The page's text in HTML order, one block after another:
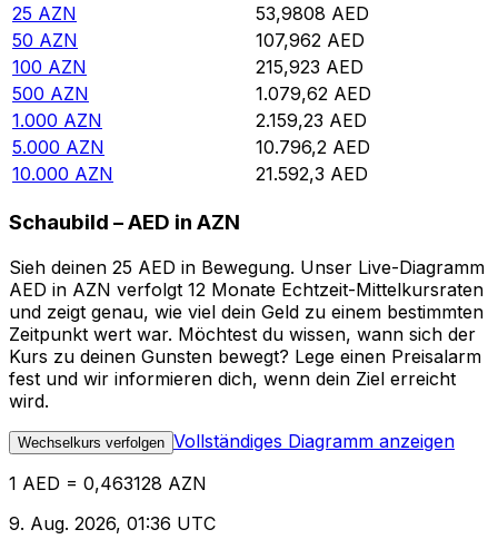
25 AZN 53,9808 AED
50 AZN 107,962 AED
100 AZN 215,923 AED
500 AZN 1.079,62 AED
1.000 AZN 2.159,23 AED
5.000 AZN 10.796,2 AED
10.000 AZN 21.592,3 AED
Schaubild – AED in AZN
Sieh deinen 25 AED in Bewegung. Unser Live-Diagramm
AED in AZN verfolgt 12 Monate Echtzeit-Mittelkursraten
und zeigt genau, wie viel dein Geld zu einem bestimmten
Zeitpunkt wert war. Möchtest du wissen, wann sich der
Kurs zu deinen Gunsten bewegt? Lege einen Preisalarm
fest und wir informieren dich, wenn dein Ziel erreicht
wird.
Wechselkurs verfolgen Vollständiges Diagramm anzeigen
1 AED = 0,463128 AZN
9. Aug. 2026, 01:36 UTC